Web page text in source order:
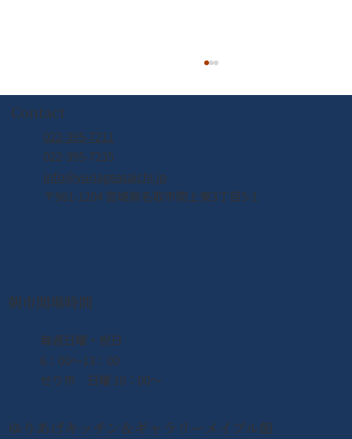
Contact
022-395-7211
022-395-7235
info@yuriageasaichi.jp
〒981-1204 宮城県名取市閖上東3丁目5-1
朝市開場時間
​毎週日曜・祝日
6：00〜13：00
せり市 日曜 10：00〜
ゆりあげキッチン＆ギャラリーメイプル館